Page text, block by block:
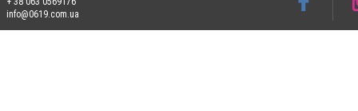
info@0619.com.ua